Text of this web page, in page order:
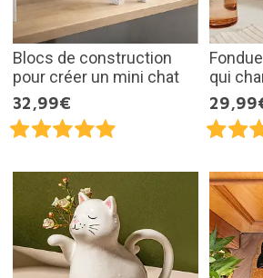
Blocs de construction
pour créer un mini chat
32,99€
qui